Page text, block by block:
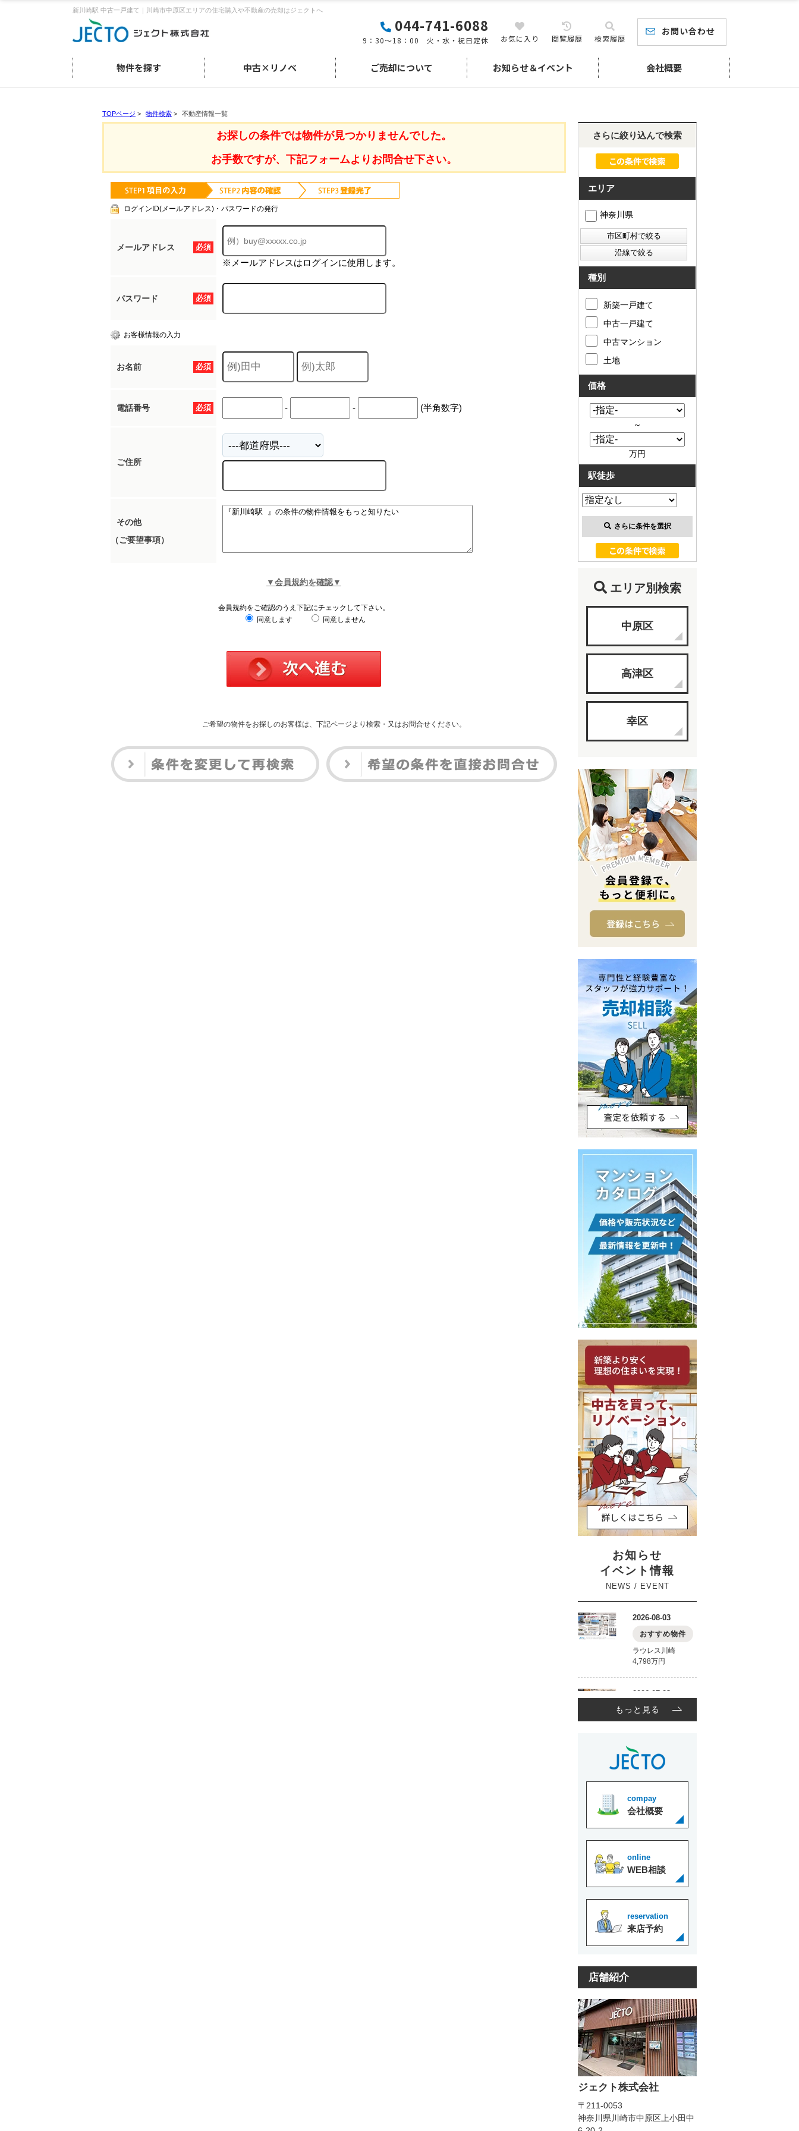
新川崎駅 中古一戸建て｜川崎市中原区エリアの住宅購入や不動産の売却はジェクトへ
044-741-6088
9：30～18：00 火・水・祝日定休 お気に入り 閲覧履歴 検索履歴
お問い合わせ
物件を探す 中古×リノベ ご売却について お知らせ＆イベント 会社概要
TOPページ > 物件検索 > 不動産情報一覧
お探しの条件では物件が見つかりませんでした。
お手数ですが、下記フォームよりお問合せ下さい。
ログインID(メールアドレス)・パスワードの発行
必須
メールアドレス
※メールアドレスはログインに使用します。
必須
パスワード
お客様情報の入力
必須
お名前
必須
電話番号 - - (半角数字)
ご住所
その他
（ご要望事項）
▼会員規約を確認▼
会員規約をご確認のうえ下記にチェックして下さい。
同意します
同意しません
ご希望の物件をお探しのお客様は、下記ページより検索・又はお問合せください。
さらに絞り込んで検索
エリア
神奈川県
種別
新築一戸建て
中古一戸建て
中古マンション
土地
価格
～
万円
駅徒歩
さらに条件を選択
エリア別検索
中原区
高津区
幸区
お知らせ
イベント情報
NEWS / EVENT
もっと見る
compay
会社概要
online
WEB相談
reservation
来店予約
店舗紹介
ジェクト株式会社
〒211-0053
神奈川県川崎市中原区上小田中